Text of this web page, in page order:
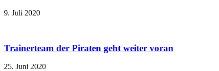
9. Juli 2020
Trainerteam der Piraten geht weiter voran
25. Juni 2020